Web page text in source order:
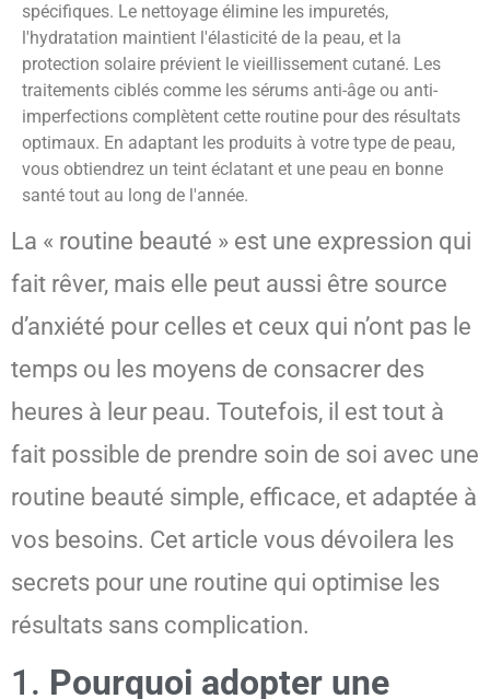
spécifiques. Le nettoyage élimine les impuretés,
l'hydratation maintient l'élasticité de la peau, et la
protection solaire prévient le vieillissement cutané. Les
traitements ciblés comme les sérums anti-âge ou anti-
imperfections complètent cette routine pour des résultats
optimaux. En adaptant les produits à votre type de peau,
vous obtiendrez un teint éclatant et une peau en bonne
santé tout au long de l'année.
La « routine beauté » est une expression qui
fait rêver, mais elle peut aussi être source
d’anxiété pour celles et ceux qui n’ont pas le
temps ou les moyens de consacrer des
heures à leur peau. Toutefois, il est tout à
fait possible de prendre soin de soi avec une
routine beauté simple, efficace, et adaptée à
vos besoins. Cet article vous dévoilera les
secrets pour une routine qui optimise les
résultats sans complication.
1. Pourquoi adopter une